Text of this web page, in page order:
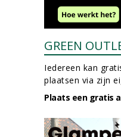
GREEN
Iedereen kan
plaatsen via zijn
Plaats een gratis